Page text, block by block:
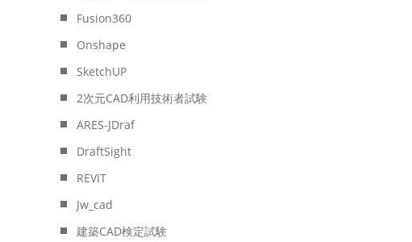
Fusion360
Onshape
SketchUP
2次元CAD利用技術者試験
ARES-JDraf
DraftSight
REVIT
Jw_cad
建築CAD検定試験